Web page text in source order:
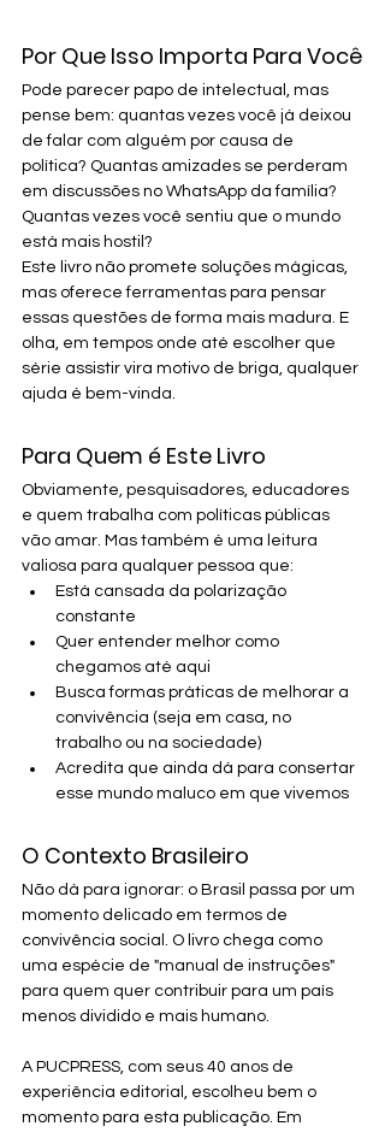
Por Que Isso Importa Para Você
Pode parecer papo de intelectual, mas
pense bem: quantas vezes você já deixou
de falar com alguém por causa de
política? Quantas amizades se perderam
em discussões no WhatsApp da família?
Quantas vezes você sentiu que o mundo
está mais hostil?
Este livro não promete soluções mágicas,
mas oferece ferramentas para pensar
essas questões de forma mais madura. E
olha, em tempos onde até escolher que
série assistir vira motivo de briga, qualquer
ajuda é bem-vinda.
Para Quem é Este Livro
Obviamente, pesquisadores, educadores
e quem trabalha com políticas públicas
vão amar. Mas também é uma leitura
valiosa para qualquer pessoa que:
Está cansada da polarização
constante
Quer entender melhor como
chegamos até aqui
Busca formas práticas de melhorar a
convivência (seja em casa, no
trabalho ou na sociedade)
Acredita que ainda dá para consertar
esse mundo maluco em que vivemos
O Contexto Brasileiro
Não dá para ignorar: o Brasil passa por um
momento delicado em termos de
convivência social. O livro chega como
uma espécie de "manual de instruções"
para quem quer contribuir para um país
menos dividido e mais humano.
A PUCPRESS, com seus 40 anos de
experiência editorial, escolheu bem o
momento para esta publicação. Em